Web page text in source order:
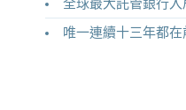
全球最大託管銀行入局！
唯一連續十三年都在前十名